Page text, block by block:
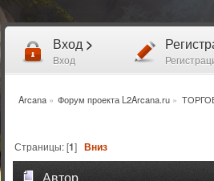
Вход >
Вход
Arcana» Форум проекта L2Arcana.ru »
Страницы: [1]Вниз
Автор